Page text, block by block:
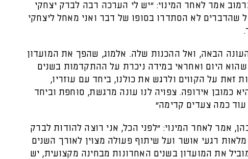
אמר לאחר המינוי: "יש לי הערכה רבה לברק יצחקי
שהדברים לא הסתדרו בסופו של דבר ואני מאחל ליצחקי
הבאה, ואל ההכנות שלה. אלמוג, שהפך את המועדון
היום ואחראי במידה ניכרת על ההתקדמות בשנים
זאת על הקווים ולרגש את כולנו, ביחד עם עוזריו,
כמובן אירופה. צפויה לנו עונה מרגשת, סוחפת וביחד
כמה צעדים קדימה"
אמר לאחר המינוי: "לפני הכל, אני רוצה להודות לברק
מלאות רגעי אושר ועל שיתוף פעולה מצוין לאורך השנים
את המועדון בשנים האחרונות מבחינה מקצועית, יש